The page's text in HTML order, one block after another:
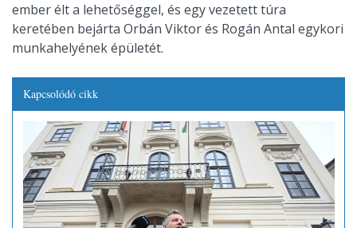
ember élt a lehetőséggel, és egy vezetett túra
keretében bejárta Orbán Viktor és Rogán Antal egykori
munkahelyének épületét.
Kapcsolódó cikk